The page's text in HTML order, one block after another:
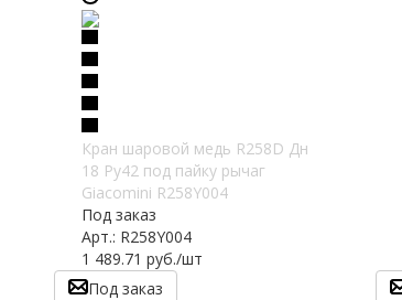
Кран шаровой медь R258D Дн
18 Ру42 под пайку рычаг
Giacomini R258Y004
Под заказ
Арт.: R258Y004
1 489.71 руб./шт
Под заказ